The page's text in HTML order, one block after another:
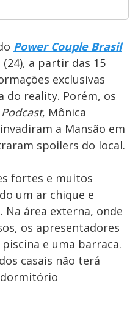
Power Couple Brasil
a partir das 15
exclusivas
do reality. Porém, os
, Mônica
a Mansão em
spoilers do local.
fortes e muitos
um ar chique e
Na área externa, onde
os apresentadores
e uma barraca.
casais não terá
dormitório